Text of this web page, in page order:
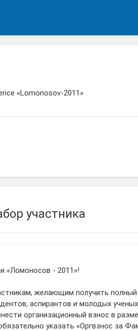
«Lomonosov-2011»
участника
«Ломоносов - 2011»!
желающим получить
аспирантов и молодых
организационный взнос в
указать «Оргвзнос за